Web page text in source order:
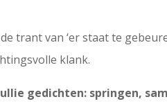
trant van ‘er staat te
klank.
gedichten: springen,